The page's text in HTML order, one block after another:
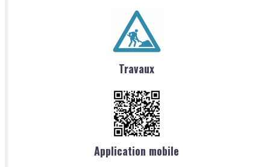
Travaux
Application mobile